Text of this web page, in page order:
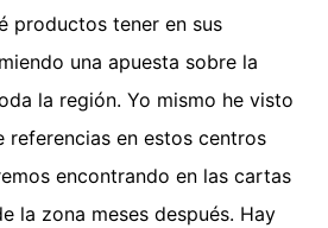
productos tener en sus
una apuesta sobre la
la región. Yo mismo he visto
referencias en estos centros
encontrando en las cartas
la zona meses después. Hay